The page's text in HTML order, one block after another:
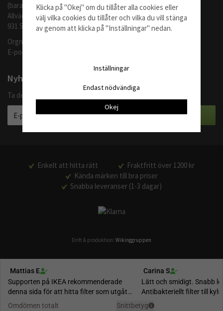
(barafilter.se)
Allvädersgränd 35
931 52 SKELLEFTEÅ
Orgnr: 559062-1370
E-post:
Nyhetsbrev
Ta del av våra bästa erbjudanden och produktnyheter
Enkelt att hitta rätt
Fraktfritt över 1200 kr
Kända märken till bra priser
Snabba leveranser (1-3 dagar)
Drift & produktion: Wikinggruppen
Klicka på "Okej" om du tillåter alla cookies eller
välj vilka cookies du tillåter och vilka du vill stänga
av genom att klicka på "Inställningar" nedan.
Inställningar
Endast nödvändiga
Okej